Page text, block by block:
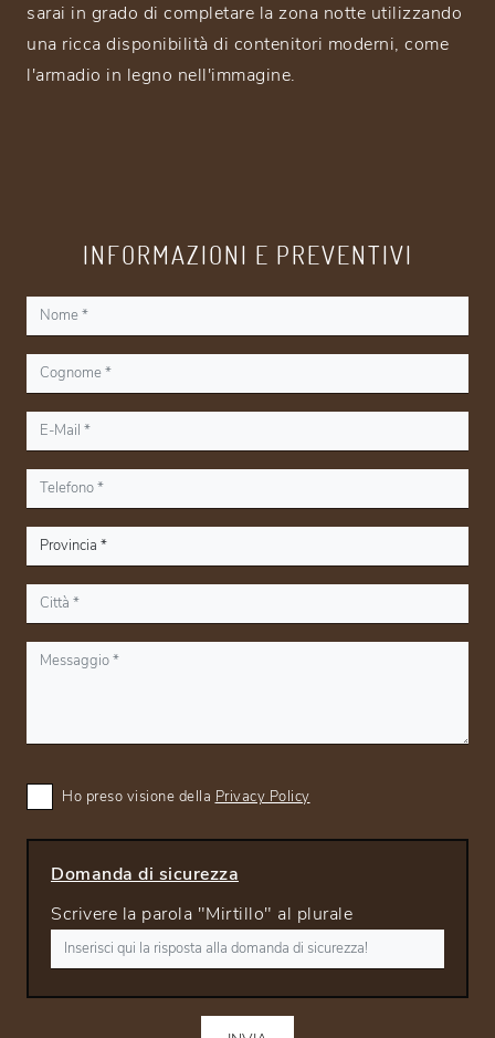
sarai in grado di completare la zona notte utilizzando
una ricca disponibilità di contenitori moderni, come
l'armadio in legno nell'immagine.
INFORMAZIONI E PREVENTIVI
Ho preso visione della Privacy Policy
Domanda di sicurezza
Scrivere la parola "Mirtillo" al plurale